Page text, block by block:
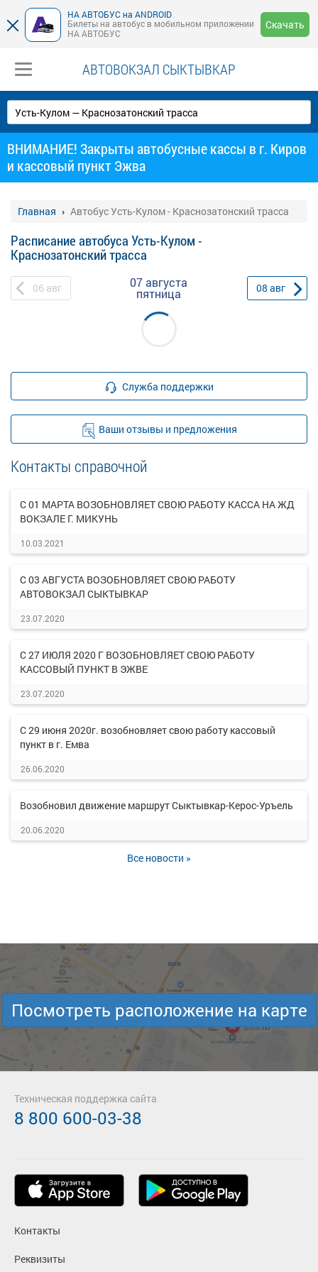
НА АВТОБУС на ANDROID
Билеты на автобус в мобильном приложении
НА АВТОБУС
Скачать
АВТОВОКЗАЛ СЫКТЫВКАР
ВНИМАНИЕ! Закрыты автобусные кассы в г. Киров
и кассовый пункт Эжва
Главная Автобус Усть-Кулом - Краснозатонский трасса
Расписание автобуса Усть-Кулом -
Краснозатонский трасса
06 авг 07 августа
пятница 08 авг
Служба поддержки
Ваши отзывы и предложения
Контакты справочной
С 01 МАРТА ВОЗОБНОВЛЯЕТ СВОЮ РАБОТУ КАССА НА ЖД
ВОКЗАЛЕ Г. МИКУНЬ
10.03.2021
С 03 АВГУСТА ВОЗОБНОВЛЯЕТ СВОЮ РАБОТУ
АВТОВОКЗАЛ СЫКТЫВКАР
23.07.2020
С 27 ИЮЛЯ 2020 Г ВОЗОБНОВЛЯЕТ СВОЮ РАБОТУ
КАССОВЫЙ ПУНКТ В ЭЖВЕ
23.07.2020
С 29 июня 2020г. возобновляет свою работу кассовый
пункт в г. Емва
26.06.2020
Возобновил движение маршрут Сыктывкар-Керос-Уръель
20.06.2020
Все новости »
Посмотреть расположение на карте
Контакты
Реквизиты
Техническая поддержка сайта
8 800 600-03-38